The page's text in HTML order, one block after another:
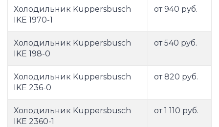
Холодильник Kuppersbusch
IKE 1970-1
от 940 руб.
Холодильник Kuppersbusch
IKE 198-0
от 540 руб.
Холодильник Kuppersbusch
IKE 236-0
от 820 руб.
Холодильник Kuppersbusch
IKE 2360-1
от 1 110 руб.